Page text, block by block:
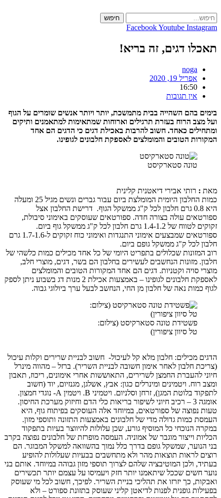
to
content
חיפוש
FacebookYoutube Instagram
תאכלו דגים, זה בריא!
noga
אפריל 19, 2020
16:50
אין תגובות
בימים בהם השהייה בבית מתמשכת, יותר ויותר אנשים שומרים על הגוף
ועל מצב הרוח בעזרת תרגילים וארוחות שמתאימות למתאמנים ותיקים
ומתחילים כאחד. חשוב להרבות באכילת דגים כי הדגים הם אחד
המקורות הטובים והמומלצים לאספקת חלבונים לגופינו.
טונה סטארקיסט
מאת : רותי אבירי דיאטנית קלינית
כמות החלבון היומית המומלצת ביום עבור גברים ונשים מגיל 25 ומעלה
היא 0.8 גרם חלבון לכל ק"ג ממשקל הגוף. דרישת החלבון אצל
ספורטאים עולה בצורה חדה. ספורטאים שעוסקים באימוני סיבולת,
זקוקים לטווח של 1.4-1.2 גרם חלבון לכל ק"ג ממשקל גוף ביום.
ספורטאים שמבצעים אימוני התנגדות ואימוני כוח זקוקים ל-1.7-1.6 גרם
חלבון לכל ק"ג ממשקל גופם ביום.
רוב המזונות שכלולים בתפריט היומי של כל אחד מכילים כמות כלשהי של
חלבון. מזונות הנחשבים לעשירים בחלבון הם בשר, דגים, מוצרי חלב,
מוצרי סויה וקטניות. דגים הם אחד המקורות הטובים והמומלצים
לאספקת חלבונים לגופינו – באמצעות אכילת 2 מנות דג בשבוע ניתן לספק
לגוף כמות נאה של חלבון מן החי, הנחשב לבעל ערך ביולוגי גבוה.
פשטידת טונה סטארקיסט (צילום:
טל סיוון ציפורין)
הדגים מכילים: חלבון מלא קל לעיכול- חשוב לבניית שרירים וקלות עיכול
(צריכת חלבון לאחר אימון חשובה לבניית השריר). ברזל – מהווה מינרל
חיוני להעברת החמצן לשרירים, התאוששות אחרי אימונים, ריכוז, תאבון
ומצב רוח. ויטמינים ומינרלים כגון: אבץ, אשלגן, מגנזיום, יוד (חשוב
לתפקוד בלוטת המגן), זרחן וסלניום. ויטמיני B. ויטמין A- נוגדי חמצון.
אומגה 3 – רכיב חיוני לשיפור בריאות כלי הדם וחיזוק מערכת החיסון.
טעות נפוצה של ספורטאים, במיוחד אלה העוסקים בפיתוח גוף, היא
העמסת כמות גדולה מדי של חלבונים באמצעות התזונה ותוספי מזון.
במקרה הנוכחי כל המוסיף גורע, שכן עלולות להיווצר בעיות בתפקוד
הכליות וייצור מוגבר של אמוניה. העמסה מופרזת של חלבונים נפוצה בקרב
בני הנוער, שמשקל גופם בדרך כלל נמוך בהשוואה למשקל המבוגר. הם
רוצים לראות תוצאות מהר ולא מתחשבים בבעיות שעלולות להופיע
בעתיד, ולכן המוטיבציה שלהם לצרוך תוספי מזון גבוהה במיוחד. אותם בני
נוער חשים שככל שיתאמנו יותר חזק ויעמיסו על עצמם יותר תכשירים
ואבקות, כך יזרזו את תהליכי בניית השריר. לפיכך, חשוב לכל מי שעוסק
בפעילות גופנית לפנות לדיאטן קליני שעוסק בתזונת ספורט – ולא